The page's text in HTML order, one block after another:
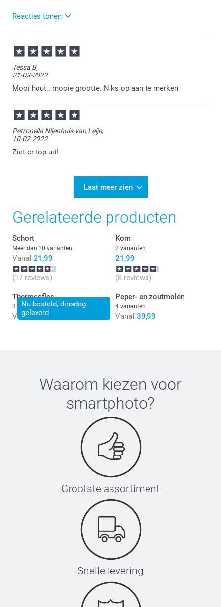
Reacties tonen
28-12-2022
14:35
Bedankt voor je bericht. Vervelend om te vernemen.
Zou je ons een mail willen sturen met je
ordernummer en je klacht? De klantenservice helpt
je graag verder! service@smartphoto.nl
Tessa B,
21-03-2022
Mooi hout.. mooie grootte. Niks op aan te merken
Petronella Nijenhuis-van Leije,
10-02-2022
Ziet er top uit!
Laat meer zien
Gerelateerde producten
Schort
Meer dan 10 varianten
Vanaf 21,99
(17 reviews)
Kom
2 varianten
21,99
(8 reviews)
Nu besteld, dinsdag
geleverd
Thermosfles
3 varianten
Vanaf 23,99
Peper- en zoutmolen
4 varianten
Vanaf 39,99
Waarom kiezen voor
smartphoto?
Grootste assortiment
Snelle levering